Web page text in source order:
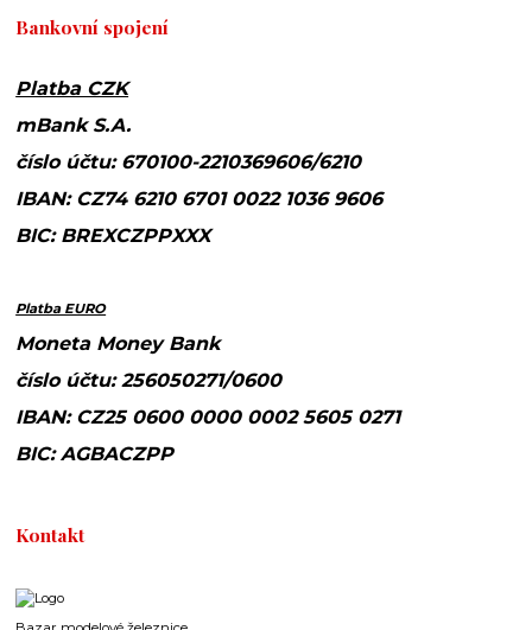
Bankovní spojení
Platba CZK
mBank S.A.
číslo účtu: 670100-2210369606/6210
IBAN: CZ74 6210 6701 0022 1036 9606
BIC: BREXCZPPXXX
Platba EURO
Moneta Money Bank
číslo účtu: 256050271/0600
IBAN: CZ25 0600 0000 0002 5605 0271
BIC: AGBACZPP
Kontakt